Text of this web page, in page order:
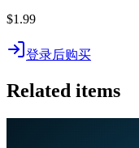
$1.99
登录后购买
Related items